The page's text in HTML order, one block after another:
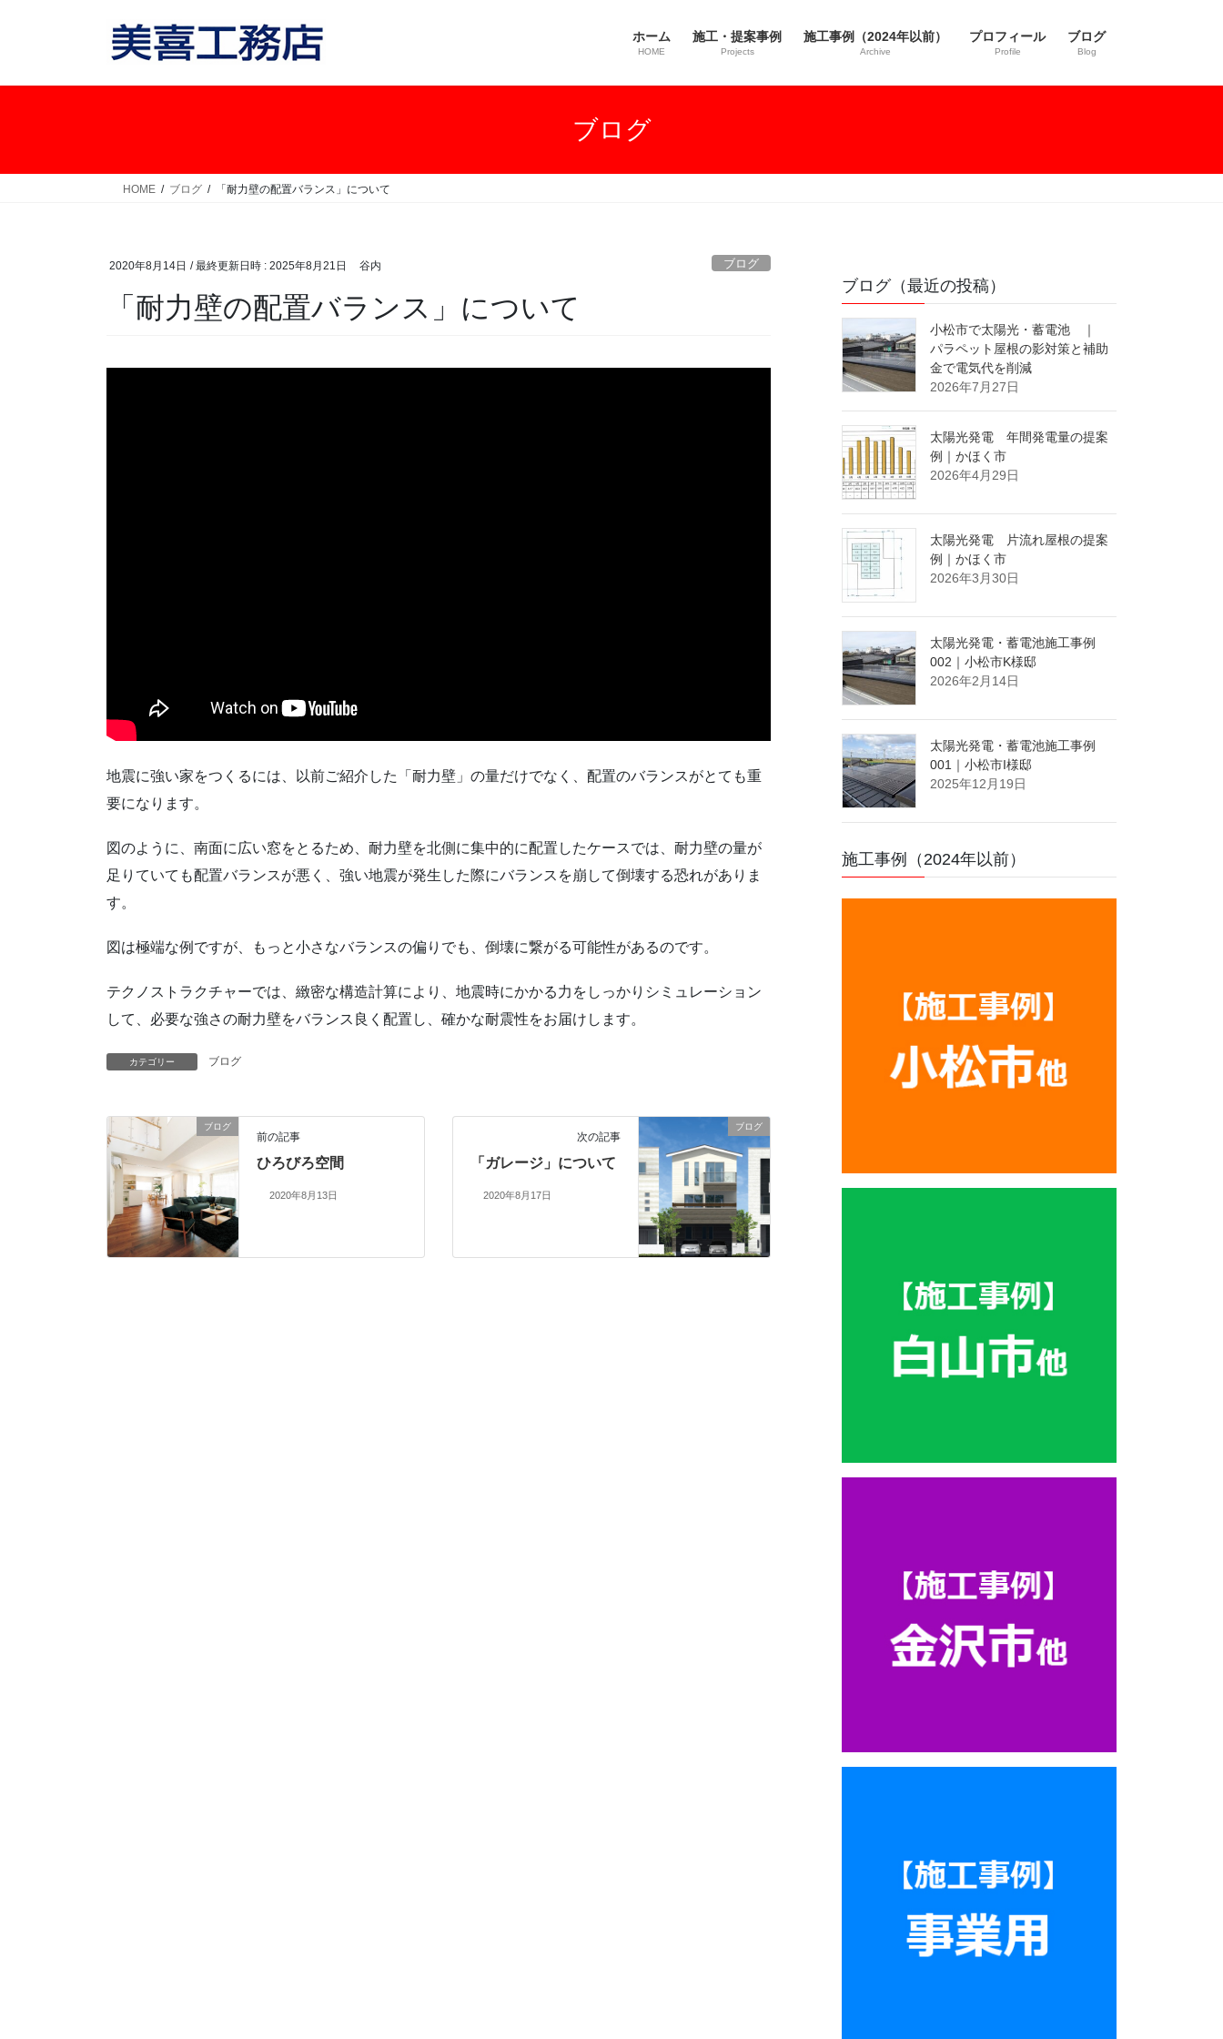
ホーム
HOME
施工・提案事例
Projects
施工事例（2024年以前）
Archive
プロフィール
Profile
ブログ
Blog
ブログ
HOME ブログ 「耐力壁の配置バランス」について
2020年8月14日 / 最終更新日時 : 2025年8月21日 谷内 ブログ
「耐力壁の配置バランス」について
地震に強い家をつくるには、以前ご紹介した「耐力壁」の量だけでなく、配置のバランスがとても重
要になります。
図のように、南面に広い窓をとるため、耐力壁を北側に集中的に配置したケースでは、耐力壁の量が
足りていても配置バランスが悪く、強い地震が発生した際にバランスを崩して倒壊する恐れがありま
す。
図は極端な例ですが、もっと小さなバランスの偏りでも、倒壊に繋がる可能性があるのです。
テクノストラクチャーでは、緻密な構造計算により、地震時にかかる力をしっかりシミュレーション
して、必要な強さの耐力壁をバランス良く配置し、確かな耐震性をお届けします。
カテゴリー ブログ
ブログ
前の記事
ひろびろ空間
2020年8月13日
ブログ
次の記事
「ガレージ」について
2020年8月17日
ブログ（最近の投稿）
小松市で太陽光・蓄電池 ｜
パラペット屋根の影対策と補助
金で電気代を削減
2026年7月27日
太陽光発電 年間発電量の提案
例｜かほく市
2026年4月29日
太陽光発電 片流れ屋根の提案
例｜かほく市
2026年3月30日
太陽光発電・蓄電池施工事例
002｜小松市K様邸
2026年2月14日
太陽光発電・蓄電池施工事例
001｜小松市I様邸
2025年12月19日
施工事例（2024年以前）